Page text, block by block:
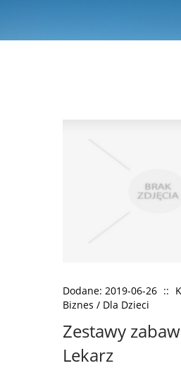
Dodane: 2019-06-26 ::
Biznes / Dla Dzieci
Zestawy
Lekarz